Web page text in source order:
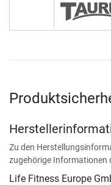
Zu den
zugehörige Informationen
Life Fitness Europe